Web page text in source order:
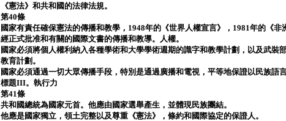
《憲法》和共和國的法律法規。
第40條
國家有責任確保憲法的傳播和教學，1948年的《世界人權宣言》，1981年的《
經正式批准和有關的國際文書的傳播和教導。人權。
國家必須將個人權利納入各種學術和大學學術週期的識字和教學計劃，以及武裝
教育計劃。
國家必須通過一切大眾傳播手段，特別是通過廣播和電視，平等地保證以民族語
標題III。執行力
第41條
共和國總統為國家元首。他應由國家選舉產生，並體現民族團結。
他應是國家獨立，領土完整以及尊重《憲法》，條約和國際協定的保證人。